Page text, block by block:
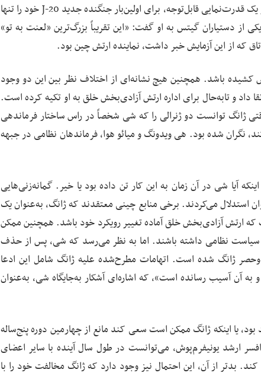
نشان داد. همان‌طور که گیتس می‌گوید، ارتش آزادی‌بخش خلق، در یک قدرت‌نمایی قابل‌توجه، برای اولین‌بار جنگنده جدید J-20 خود را تنها
از دستیاران گیتس به او گفت: «این تقریباً بزرگ‌ترین «لعنت به تو»
از این آزمایش خبر داشت، نماینده ارتش چین بود.
باشد. همچنین هیچ نشانه‌ای از اختلاف نظر بین این دو وجود
و تابه‌حال برای اداره ارتش آزادی‌بخش خلق به او تکیه کرده است.
ژانگ توانست دو ژنرالی را که شی شخصاً در راس ساختار فرماندهی
شده بود. هی ویدونگ و میائو هوا، فرماندهان نظامی در جبهه
آیا شی در آن زمان به این کار تن داده بود یا خیر. گمانه‌زنی‌هایی
استدلال می‌کردند. برخی منابع چینی معتقدند که ژانگ، به‌عنوان یک
ارتش آزادی‌بخش خلق آماده تغییر رویکرد خود باشد. همچنین ممکن
سیاست نظامی داشته باشند. اما به نظر می‌رسد که شی، پس از حذف
ژانگ شده است. اتهامات مطرح‌شده علیه ژانگ شامل این ادعا
آن آسیب رسانده است»، که اشاره‌ای آشکار به‌جایگاه شی، به‌عنوان
یا اینکه ژانگ ممکن است سعی کند مانع از چهارمین دوره پنج‌ساله
ارشد یونیفرم‌پوش، می‌توانست در طول سال آینده با سایر اعضای
بدتر از آن، این احتمال نیز وجود دارد که ژانگ مخالفت خود را با